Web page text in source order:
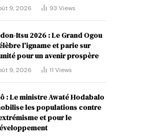
9, 2026 93 Views
Itsu 2026 : Le Grand Ogou
l’igname et parie sur
pour un avenir prospère
9, 2026 11 Views
: Le ministre Awaté Hodabalo
les populations contre
et pour le